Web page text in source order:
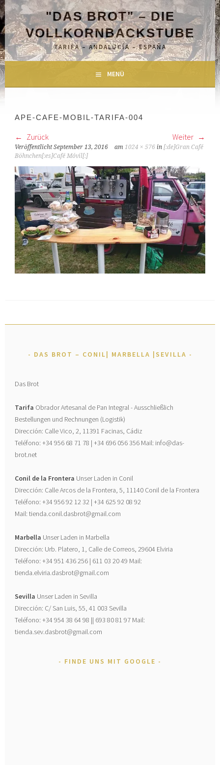
Springe
zum
Inhalt
"DAS BROT" – DIE
VOLLKORNBACKSTUBE
TARIFA – ANDALUCÍA – ESPAÑA
MENÜ
APE-CAFE-MOBIL-TARIFA-004
Zurück Weiter
VeröffentlichtSeptember 13, 2016 am1024 × 576 in[:de]Gran Café
Böhnchen[:es]Café Móvil[:]
DAS BROT – CONIL| MARBELLA |SEVILLA
Das Brot
Tarifa Obrador Artesanal de Pan Integral - Ausschließlich
Bestellungen und Rechnungen (Logistik)
Dirección: Calle Vico, 2, 11391 Facinas, Cádiz
Teléfono: +34 956 68 71 78 | +34 696 056 356 Mail: info@das-
brot.net
Conil de la Frontera Unser Laden in Conil
Dirección: Calle Arcos de la Frontera, 5, 11140 Conil de la Frontera
Teléfono: +34 956 92 12 32 | +34 625 92 08 92
Mail: tienda.conil.dasbrot@gmail.com
Marbella Unser Laden in Marbella
Dirección: Urb. Platero, 1, Calle de Correos, 29604 Elviria
Teléfono: +34 951 436 256 | 611 03 20 49 Mail:
tienda.elviria.dasbrot@gmail.com
Sevilla Unser Laden in Sevilla
Dirección: C/ San Luis, 55, 41 003 Sevilla
Teléfono: +34 954 38 64 98 || 693 80 81 97 Mail:
tienda.sev.dasbrot@gmail.com
FINDE UNS MIT GOOGLE